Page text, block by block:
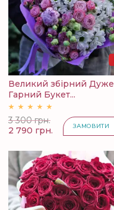
Великий збірний Дуже
Гарний Букет...
3 300 грн.
2 790 грн.
ЗАМОВИТИ